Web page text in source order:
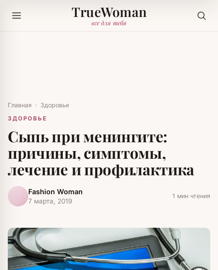
TrueWoman
все для тебя
Главная › Здоровье
ЗДОРОВЬЕ
Сыпь при менингите:
причины, симптомы,
лечение и профилактика
Fashion Woman
7 марта, 2019
1 мин чтения